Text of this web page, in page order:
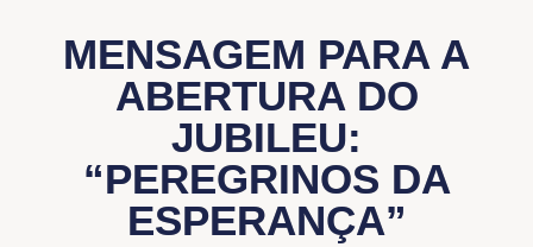
MENSAGEM PARA A
ABERTURA DO
JUBILEU:
“PEREGRINOS DA
ESPERANÇA”